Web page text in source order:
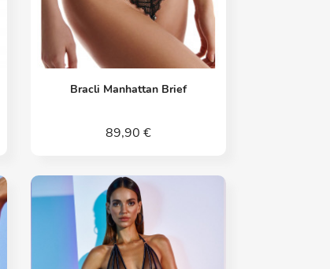
Vorschau
Bracli Manhattan Brief
89,90 €